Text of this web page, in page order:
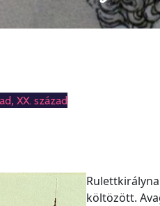
, XX. század
költözött.